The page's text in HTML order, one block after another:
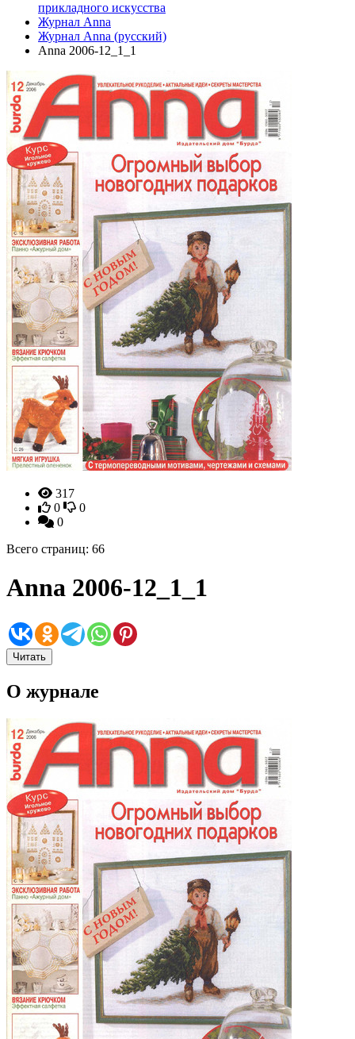
прикладного искусства
Журнал Anna
Журнал Anna (русский)
Anna 2006-12_1_1
317
0
0
0
Всего страниц: 66
Anna 2006-12_1_1
Читать
О журнале